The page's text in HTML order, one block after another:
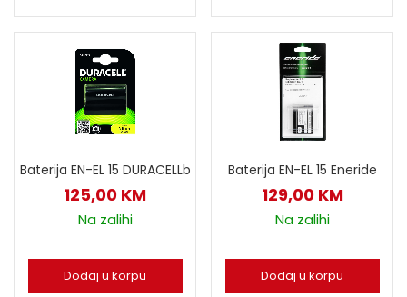
Baterija EN-EL 15 DURACELLb
125,00 KM
Na zalihi
Dodaj u korpu
Baterija EN-EL 15 Eneride
129,00 KM
Na zalihi
Dodaj u korpu